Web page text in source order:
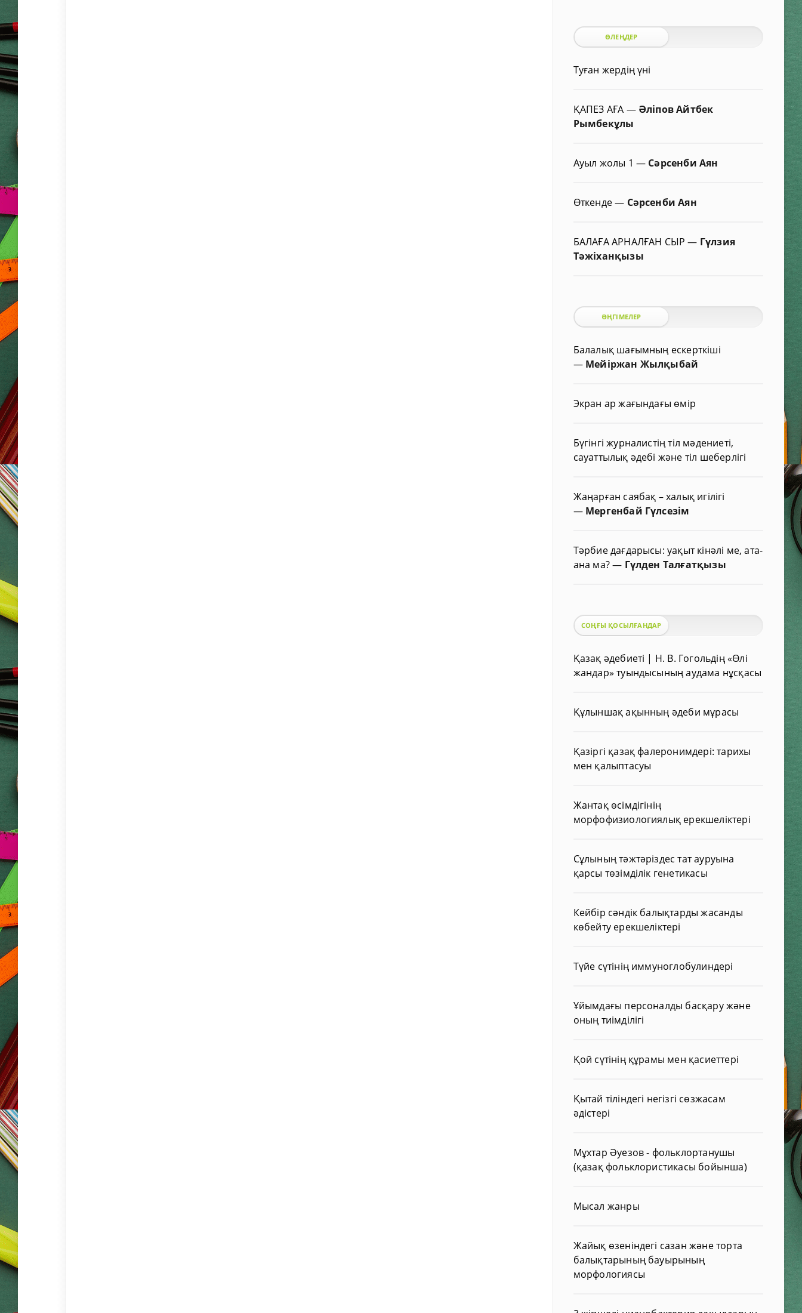
ӨЛЕҢДЕР
Туған жердің үні
ҚАПЕЗ АҒА — Әліпов Айтбек
Рымбекұлы
Ауыл жолы 1 — Сәрсенби Аян
Өткенде— Сәрсенби Аян
БАЛАҒА АРНАЛҒАН СЫР— Гүлзия
Тәжіханқызы
ӘҢГІМЕЛЕР
Балалық шағымның ескерткіші
— Мейіржан Жылқыбай
Экран ар жағындағы өмір
Бүгінгі журналистің тіл мәдениеті,
сауаттылық әдебі және тіл шеберлігі
Жаңарған саябақ – халық игілігі
— Мергенбай Гүлсезім
Тәрбие дағдарысы: уақыт кінәлі ме, ата-
ана ма?— Гүлден Талғатқызы
СОҢҒЫ ҚОСЫЛҒАНДАР
Қазақ әдебиеті | Н. В. Гогольдің «Өлі
жандар» туындысының аудама нұсқасы
Құлыншақ ақынның әдеби мұрасы
Қазіргі қазақ фалеронимдері: тарихы
мен қалыптасуы
Жантақ өсімдігінің
морфофизиологиялық ерекшеліктері
Сұлының тәжтәріздес тат ауруына
қарсы төзімділік генетикасы
Кейбір сәндік балықтарды жасанды
көбейту ерекшеліктері
Түйе сүтінің иммуноглобулиндері
Ұйымдағы персоналды басқару және
оның тиімділігі
Қой сүтінің құрамы мен қасиеттері
Қытай тіліндегі негізгі сөзжасам
әдістері
Мұхтар Әуезов - фольклортанушы
(қазақ фольклористикасы бойынша)
Мысал жанры
Жайық өзеніндегі сазан және торта
балықтарының бауырының
морфологиясы